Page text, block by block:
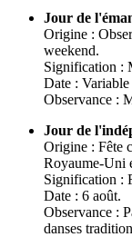
Jour de
Origine :
weekend.
Signification :
Date :
Observance :
Jour de
Origine : Fête
Royaume-Uni
Signification :
Date : 6 août.
Observance :
danses